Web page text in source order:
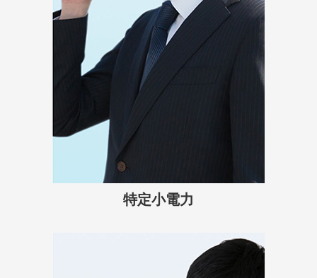
特定小電力